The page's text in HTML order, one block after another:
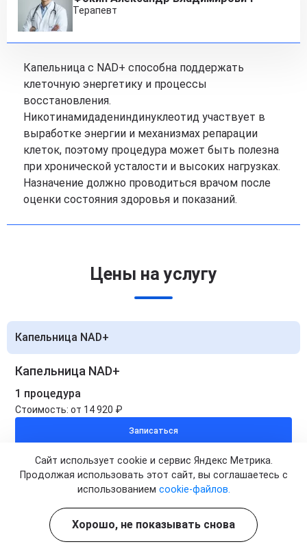
Терапевт
Капельница с NAD+ способна поддержать
клеточную энергетику и процессы
восстановления.
Никотинамидадениндинуклеотид участвует в
выработке энергии и механизмах репарации
клеток, поэтому процедура может быть полезна
при хронической усталости и высоких нагрузках.
Назначение должно проводиться врачом после
оценки состояния здоровья и показаний.
Цены на услугу
Капельница NAD+
Капельница NAD+
1 процедура
Стоимость: от 14 920 ₽
Записаться
Капельница NAD+
Стоимость:от 74 600 ₽
Цена по акции:от 63 400 ₽
Записаться
Сайт использует cookie и сервис Яндекс Метрика.
Продолжая использовать этот сайт, вы соглашаетесь с
использованием cookie-файлов.
Хорошо, не показывать снова